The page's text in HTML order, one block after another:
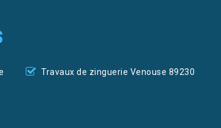
Travaux de zinguerie Venouse 89230